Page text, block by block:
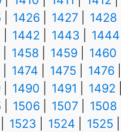
1426 1427
1428
1442 1443
1444
1458 1459
1460
1474 1475
1476
1490 1491
1492
1506 1507
1508
1523 1524 1525